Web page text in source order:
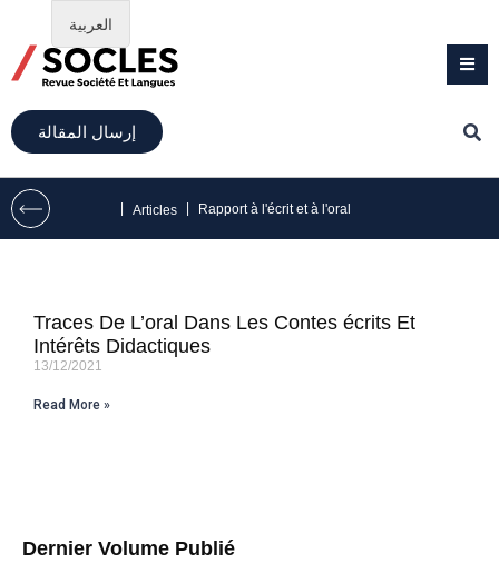
إرسال المقالة
Articles Rapport à l'écrit et à l'oral
Dernier Volume Publié
Traces De L’oral Dans Les Contes écrits Et
Intérêts Didactiques
13/12/2021
Read More »
العربية